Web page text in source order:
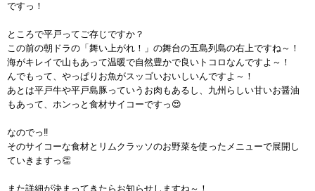
ですっ！
ところで平戸ってご存じですか？
この前の朝ドラの「舞い上がれ！」の舞台の五島列島の右上ですね～！
海がキレイで山もあって温暖で自然豊かで良いトコロなんですよ～！
んでもって、やっぱりお魚がスッゴいおいしいんですよ～！
あとは平戸牛や平戸島豚っていうお肉もあるし、九州らしい甘いお醤油
もあって、ホンっと食材サイコーですっ😍
なのでっ‼
そのサイコーな食材とリムクラッソのお野菜を使ったメニューで展開し
ていきますっ👏
また詳細が決まってきたらお知らせしますね～！